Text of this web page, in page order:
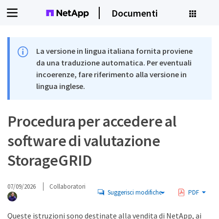
Documenti
La versione in lingua italiana fornita proviene
da una traduzione automatica. Per eventuali
incoerenze, fare riferimento alla versione in
lingua inglese.
Procedura per accedere al
software di valutazione
StorageGRID
07/09/2026 Collaboratori
Suggerisci modifiche PDF
Queste istruzioni sono destinate alla vendita di NetApp, ai